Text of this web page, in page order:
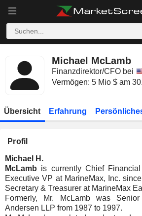
Michael McLamb
Finanzdirektor/CFO bei
Vermögen: 5 Mio $ am
Übersicht Erfahrung
Profil
Michael H.
McLamb is currently Chief
Executive VP at MarineMax, Inc.
Secretary & Treasurer at MarineMax
Formerly, Mr. McLamb was
Andersen LLP from 1987 to 1997.